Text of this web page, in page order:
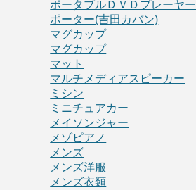
ポータブルＤＶＤプレーヤー
ポーター(吉田カバン)
マグカップ
マグカップ
マット
マルチメディアスピーカー
ミシン
ミニチュアカー
メイソンジャー
メゾピアノ
メンズ
メンズ洋服
メンズ衣類